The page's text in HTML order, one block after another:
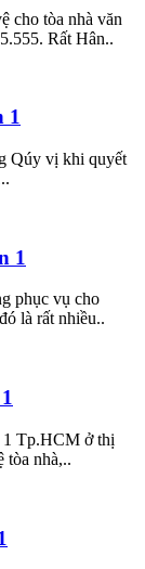
cho tòa nhà văn
Rất Hân..
1
Qúy vị khi quyết
1
phục vụ cho
là rất nhiều..
1 Tp.HCM ở thị
tòa nhà,..